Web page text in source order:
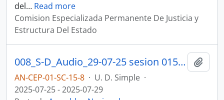
del… Read more
Comision Especializada Permanente De Justicia y
Estructura Del Estado
008_S-D_Audio_29-07-25 sesion 015 Justicia y Estructura del Estado
AN-CEP-01-SC-15-8 · U. D. Simple ·
2025-07-25 - 2025-07-29